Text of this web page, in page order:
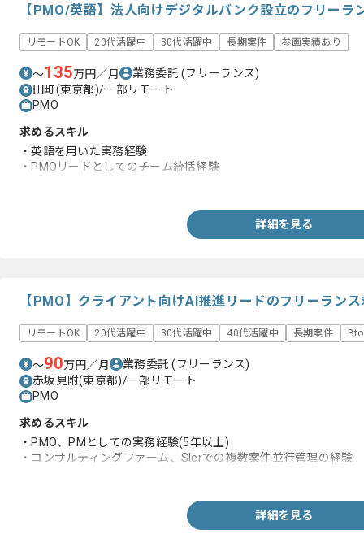
【PMO/英語】法人向けデジタルバンク設立のフリーラ
リモートOK 20代活躍中 30代活躍中 長期案件 参画実績あり
〜135万円／月 業務委託(フリーランス)
田町(東京都)/一部リモート
PMO
求めるスキル
・英語を用いた実務経験
・PMOリードとしてのチーム統括経験
詳細を見る
【PMO】クライアント向けAI推進リードのフリーラン
リモートOK 20代活躍中 30代活躍中 40代活躍中 長期案件
〜90万円／月 業務委託(フリーランス)
赤坂見附(東京都)/一部リモート
PMO
求めるスキル
・PMO、PMとしての実務経験(5年以上)
・コンサルティングファーム、SIerでの複数案件並行管理の経験
詳細を見る